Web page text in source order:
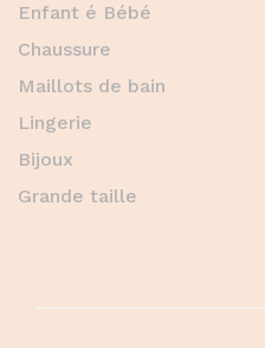
Enfant é Bébé
Chaussure
Maillots de bain
Lingerie
Bijoux
Grande taille